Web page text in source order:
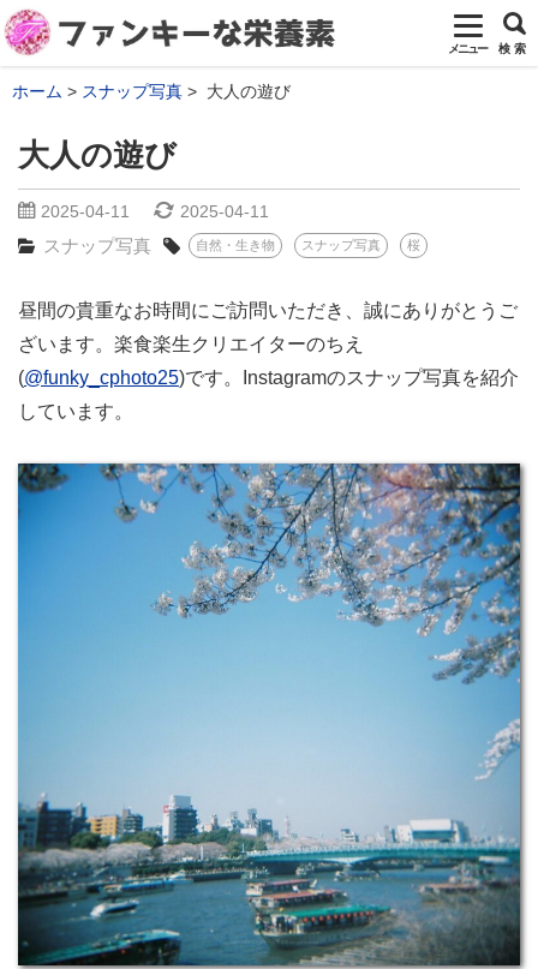
メニュー 検 索
ホーム スナップ写真 大人の遊び
大人の遊び
2025-04-11 2025-04-11
スナップ写真 自然・生き物 スナップ写真 桜
昼間の貴重なお時間にご訪問いただき、誠にありがとうご
ざいます。楽食楽生クリエイターのちえ
(@funky_cphoto25)です。Instagramのスナップ写真を紹介
しています。